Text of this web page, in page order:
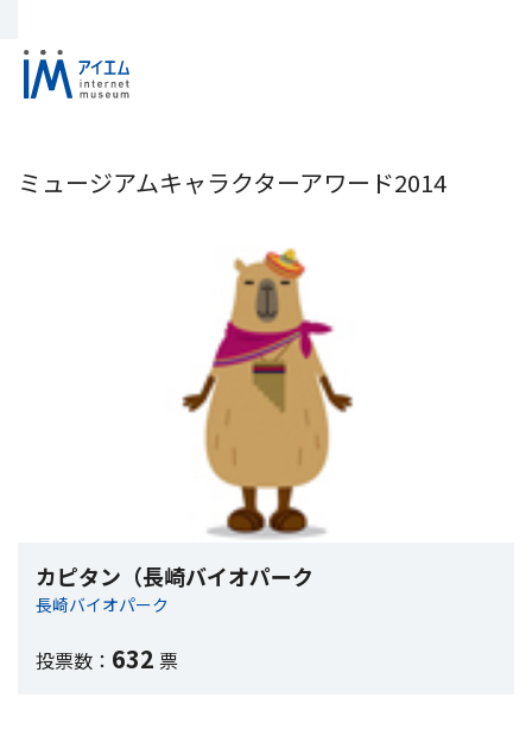
ミュージアムキャラクターアワード2014
カピタン（長崎バイオパーク
長崎バイオパーク
投票数： 632 票